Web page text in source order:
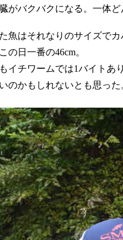
がバクバクになる。一体
魚はそれなりのサイズで
の日一番の46cm。
イチワームでは1バイト
のかもしれないとも思った